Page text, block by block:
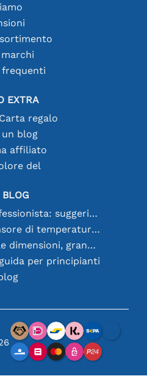
frequenti
EXTRA
regalo
un blog
affiliato
del
Saldare come un professionista: suggerimenti per connessioni elettroniche perfette
Scegliere il giusto sensore di temperatura [youtube]
Batterie 18650: piccole dimensioni, grandi prestazioni
per principianti